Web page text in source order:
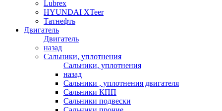
Lubrex
HYUNDAI XTeer
Татнефть
Двигатель
Двигатель
назад
Сальники, уплотнения
Сальники, уплотнения
назад
Сальники , уплотнения двигателя
Сальники КПП
Сальники подвески